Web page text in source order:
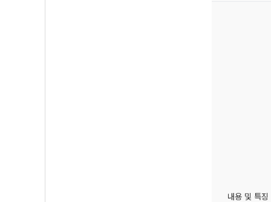
내용 및 특징